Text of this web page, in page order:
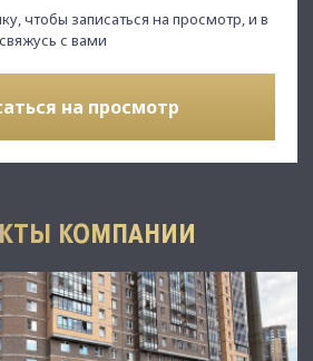
чтобы записаться на просмотр, и в
с вами
на просмотр
КОМПАНИИ